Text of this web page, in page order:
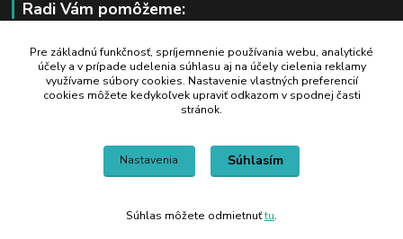
Radi Vám pomôžeme:
+421 908 700 612
po-pia: 8.00 - 16.00
business@jtf.sk
Pre základnú funkčnosť, spríjemnenie používania webu, analytické
účely a v prípade udelenia súhlasu aj na účely cielenia reklamy
využívame súbory cookies. Nastavenie vlastných preferencií
cookies môžete kedykoľvek upraviť odkazom v spodnej časti
stránok.
Nastavenia Súhlasím
Súhlas môžete odmietnuťtu.